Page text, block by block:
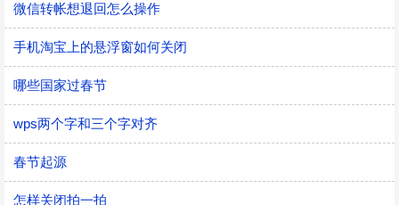
微信转帐想退回怎么操作
手机淘宝上的悬浮窗如何关闭
哪些国家过春节
wps两个字和三个字对齐
春节起源
怎样关闭拍一拍